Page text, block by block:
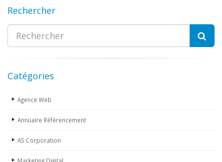
Rechercher
Catégories
Agence Web
Annuaire Référencement
AS Corporation